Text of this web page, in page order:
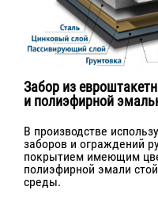
Забор из
и полиэфирной
В производстве
заборов и ограждений
покрытием имеющим
полиэфирной эмали
среды.